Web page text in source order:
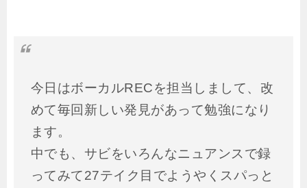
今日はボーカルRECを担当しまして、改
めて毎回新しい発見があって勉強になり
ます。
中でも、サビをいろんなニュアンスで録
ってみて27テイク目でようやくスパっと